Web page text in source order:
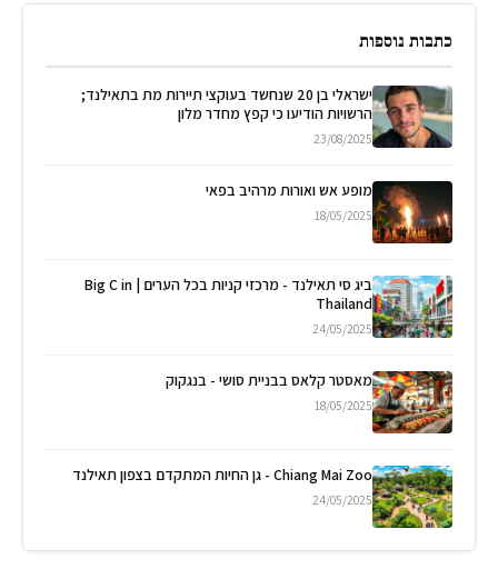
כתבות נוספות
ישראלי בן 20 שנחשד בעוקצי תיירות מת בתאילנד;
הרשויות הודיעו כי קפץ מחדר מלון
23/08/2025
מופע אש ואורות מרהיב בפאי
18/05/2025
ביג סי תאילנד - מרכזי קניות בכל הערים | Big C in
Thailand
24/05/2025
מאסטר קלאס בבניית סושי - בנגקוק
18/05/2025
Chiang Mai Zoo - גן החיות המתקדם בצפון תאילנד
24/05/2025